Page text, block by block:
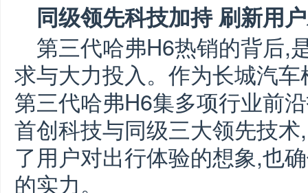
同级领先科技加持 刷新用
第三代哈弗H6热销的背后,
求与大力投入。作为长城汽
第三代哈弗H6集多项行业前
首创科技与同级三大领先技
了用户对出行体验的想象,也
的实力。